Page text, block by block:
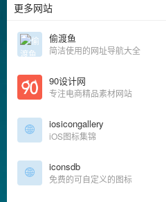
更多网站
偷渡鱼
简洁使用的网址导航大全
90设计网
专注电商精品素材网站
iosicongallery
iOS图标集锦
iconsdb
免费的可自定义的图标